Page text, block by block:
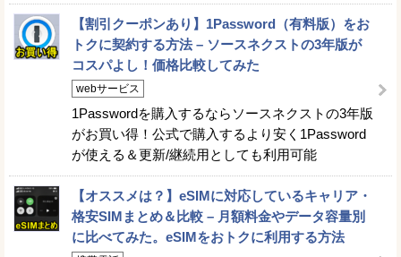
【割引クーポンあり】1Password（有料版）をお
トクに契約する方法 – ソースネクストの3年版が
コスパよし！価格比較してみた
webサービス
1Passwordを購入するならソースネクストの3年版
がお買い得！公式で購入するより安く1Password
が使える＆更新/継続用としても利用可能
【オススメは？】eSIMに対応しているキャリア・
格安SIMまとめ＆比較 – 月額料金やデータ容量別
に比べてみた。eSIMをおトクに利用する方法